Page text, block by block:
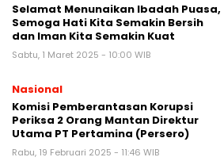
Selamat Menunaikan Ibadah Puasa,
Semoga Hati Kita Semakin Bersih
dan Iman Kita Semakin Kuat
Sabtu, 1 Maret 2025 - 10:00 WIB
Nasional
Komisi Pemberantasan Korupsi
Periksa 2 Orang Mantan Direktur
Utama PT Pertamina (Persero)
Rabu, 19 Februari 2025 - 11:46 WIB